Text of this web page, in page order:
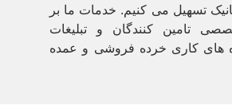
تسهیل می کنیم. خدمات ما بر
تامین کنندگان و تبلیغات
های کاری خرده فروشی و عمده